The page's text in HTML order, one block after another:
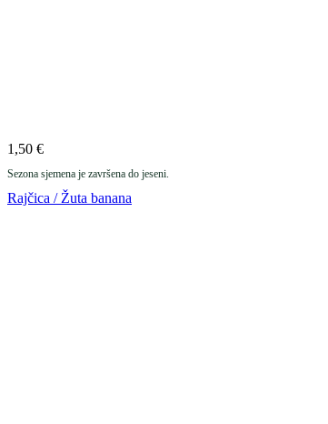
1,50 €
Sezona sjemena je završena do jeseni.
Rajčica / Žuta banana